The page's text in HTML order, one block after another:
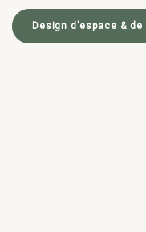
Design d’espace &